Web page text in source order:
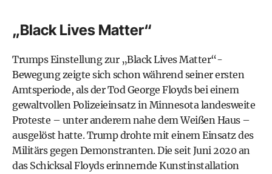
„Black Lives Matter“
Trumps Einstellung zur „Black Lives Matter“-
Bewegung zeigte sich schon während seiner ersten
Amtsperiode, als der Tod George Floyds bei einem
gewaltvollen Polizeieinsatz in Minnesota landesweite
Proteste – unter anderem nahe dem Weißen Haus –
ausgelöst hatte. Trump drohte mit einem Einsatz des
Militärs gegen Demonstranten. Die seit Juni 2020 an
das Schicksal Floyds erinnernde Kunstinstallation